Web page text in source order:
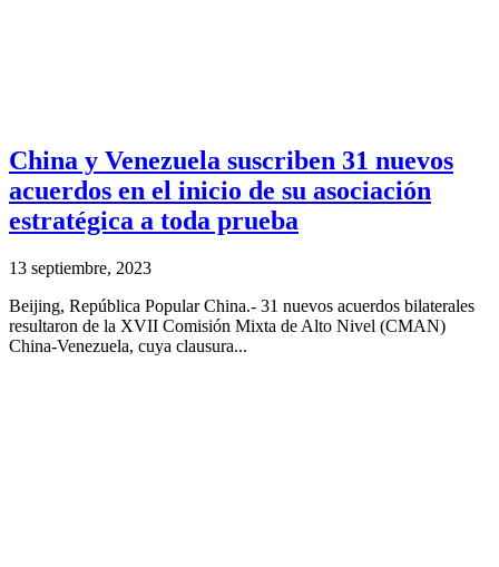
China y Venezuela suscriben 31 nuevos
acuerdos en el inicio de su asociación
estratégica a toda prueba
13 septiembre, 2023
Beijing, República Popular China.- 31 nuevos acuerdos bilaterales
resultaron de la XVII Comisión Mixta de Alto Nivel (CMAN)
China-Venezuela, cuya clausura...